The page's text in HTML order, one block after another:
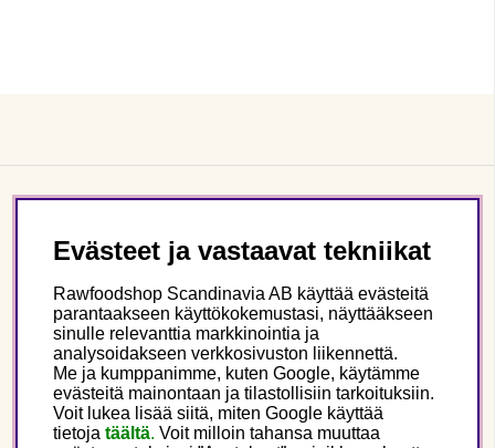
Seuraa meitä
Tämä on Rawfoodshop
Evästeet ja vastaavat tekniikat
Rawfoodshop Scandinavia AB käyttää evästeitä
parantaakseen käyttökokemustasi, näyttääkseen
sinulle relevanttia markkinointia ja
analysoidakseen verkkosivuston liikennettä.
Me ja kumppanimme, kuten Google, käytämme
evästeitä mainontaan ja tilastollisiin tarkoituksiin.
Voit lukea lisää siitä, miten Google käyttää
tietoja täältä. Voit milloin tahansa muuttaa